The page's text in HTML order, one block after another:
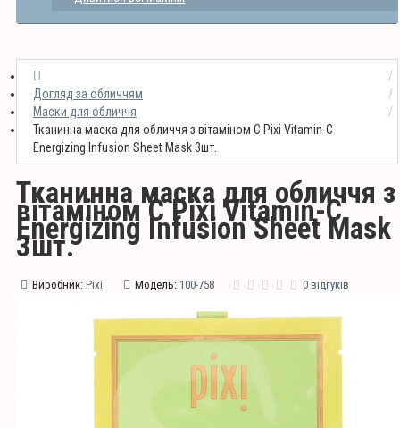
Догляд за обличчям
Маски для обличчя
Тканинна маска для обличчя з вітаміном С Pixi Vitamin-C
Energizing Infusion Sheet Mask 3шт.
Тканинна маска для обличчя з
вітаміном С Pixi Vitamin-C
Energizing Infusion Sheet Mask
3шт.
Виробник: Pixi Модель: 100-758 0 відгуків